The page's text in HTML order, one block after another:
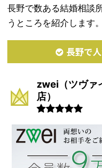
長野で数ある結婚相談
うところを紹介します。
長野で
zwei（ツヴァ
店）